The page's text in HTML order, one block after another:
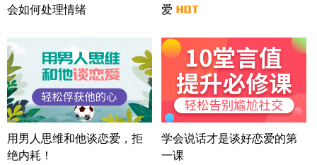
广东-广州 188****5632
湖北-武汉 135****7410
41分钟前
微信用户 困困魚? 通过此页面咨询，已获得专属情感
方案
陕西-西安 139****6283
3分钟前
情感方案
浙江-宁波 150****8921
会如何处理情绪
爱
用男人思维和他谈恋爱，拒
绝内耗！
学会说话才是谈好恋爱的第
一课